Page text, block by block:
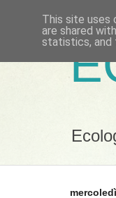
This site uses
are shared
statistics, and